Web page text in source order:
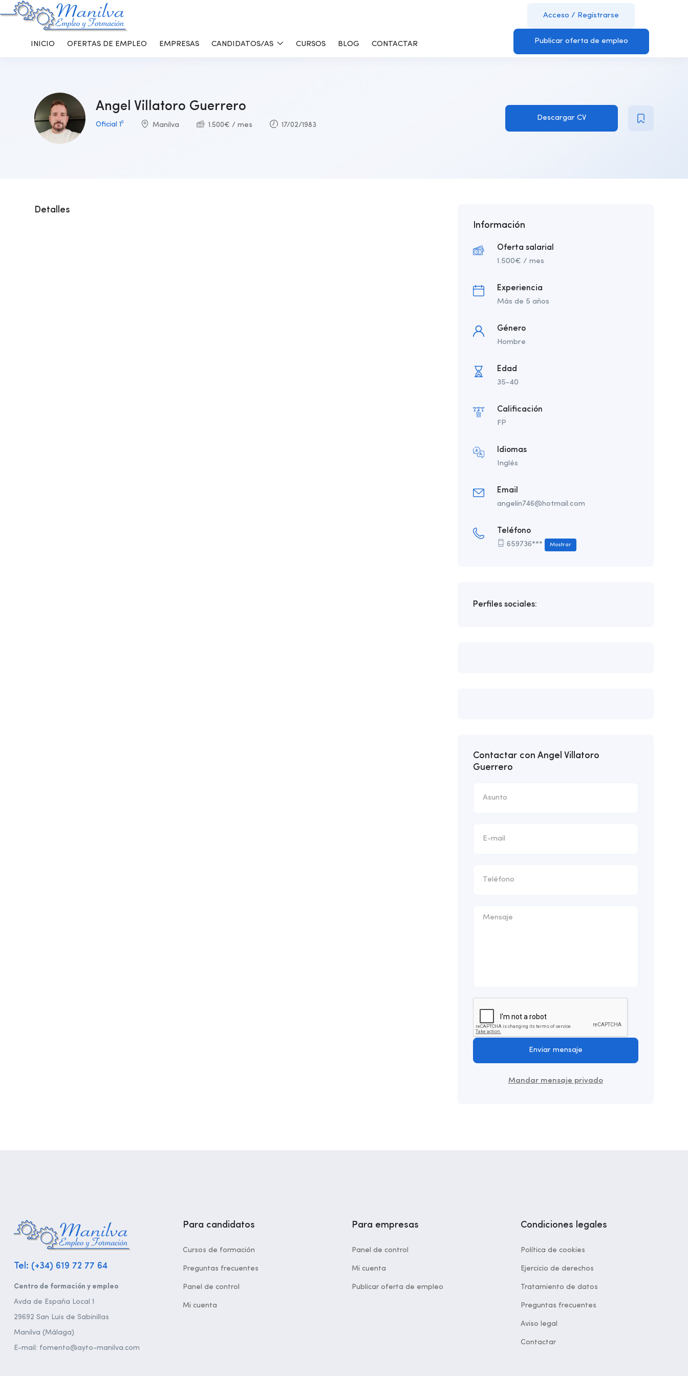
INICIO OFERTAS DE EMPLEO EMPRESAS CANDIDATOS/AS CURSOS BLOG CONTACTAR
Acceso / Registrarse
Publicar oferta de empleo
Angel Villatoro Guerrero
Oficial 1⁰ Manilva 1.500€ / mes 17/02/1983
Descargar CV
Detalles
Información
Oferta salarial
1.500€ / mes
Experiencia
Más de 5 años
Género
Hombre
Edad
35-40
Calificación
FP
Idiomas
Inglés
Email
angelin746@hotmail.com
Teléfono
659736*** Mostrar
Perfiles sociales:
Contactar con Angel Villatoro
Guerrero
Enviar mensaje
Mandar mensaje privado
Tel: (+34) 619 72 77 64
Centro de formación y empleo
Avda de España Local 1
29692 San Luis de Sabinillas
Manilva (Málaga)
E-mail: fomento@ayto-manilva.com
Para candidatos
Cursos de formación
Preguntas frecuentes
Panel de control
Mi cuenta
Para empresas
Panel de control
Mi cuenta
Publicar oferta de empleo
Condiciones legales
Política de cookies
Ejercicio de derechos
Tratamiento de datos
Preguntas frecuentes
Aviso legal
Contactar